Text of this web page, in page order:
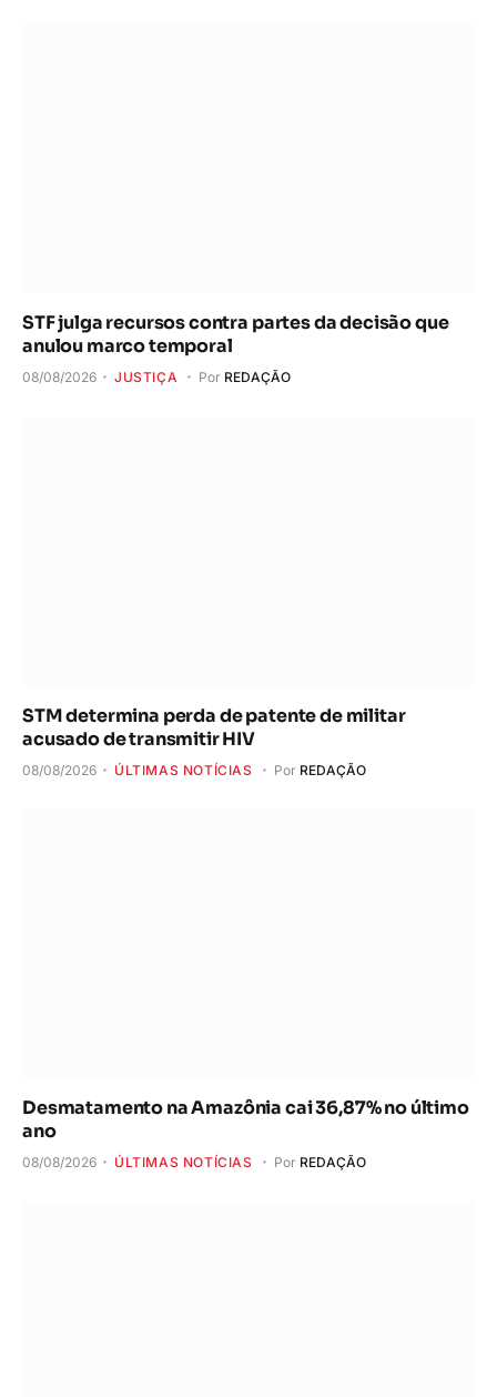
STF julga recursos contra partes da decisão que
anulou marco temporal
08/08/2026 JUSTIÇA Por REDAÇÃO
STM determina perda de patente de militar
acusado de transmitir HIV
08/08/2026 ÚLTIMAS NOTÍCIAS Por REDAÇÃO
Desmatamento na Amazônia cai 36,87% no último
ano
08/08/2026 ÚLTIMAS NOTÍCIAS Por REDAÇÃO